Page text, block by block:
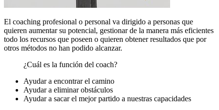
El coaching profesional o personal va dirigido a personas que
quieren aumentar su potencial, gestionar de la manera más eficientes
todo los recursos que poseen o quieren obtener resultados que por
otros métodos no han podido alcanzar.
¿Cuál es la función del coach?
Ayudar a encontrar el camino
Ayudar a eliminar obstáculos
Ayudar a sacar el mejor partido a nuestras capacidades